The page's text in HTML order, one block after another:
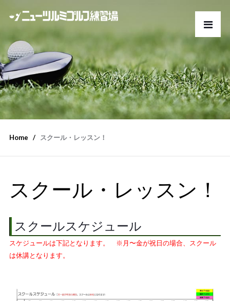
Home スクール・レッスン！
スクール・レッスン！
スクールスケジュール
スケジュールは下記となります。 ※月〜金が祝日の場合、スクール
は休講となります。